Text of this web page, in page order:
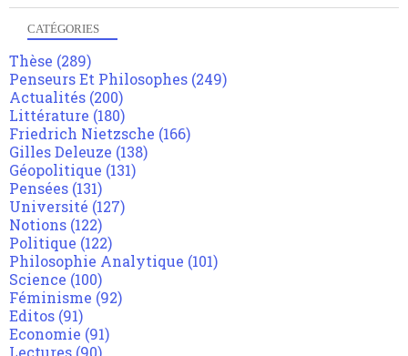
CATÉGORIES
Thèse (289)
Penseurs Et Philosophes (249)
Actualités (200)
Littérature (180)
Friedrich Nietzsche (166)
Gilles Deleuze (138)
Géopolitique (131)
Pensées (131)
Université (127)
Notions (122)
Politique (122)
Philosophie Analytique (101)
Science (100)
Féminisme (92)
Editos (91)
Economie (91)